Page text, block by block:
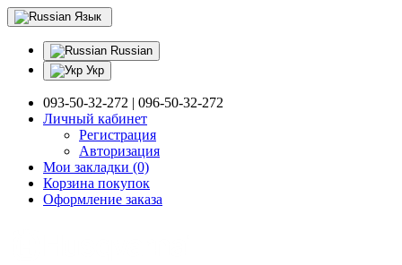
Язык
Russian
Укр
093-50-32-272 | 096-50-32-272
Личный кабинет
Регистрация
Авторизация
Мои закладки (0)
Корзина покупок
Оформление заказа